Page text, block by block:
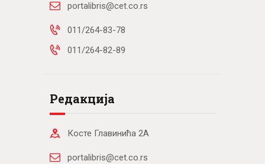
portalibris@cet.co.rs
011/264-83-78
011/264-82-89
Редакција
Косте Главинића 2А
portalibris@cet.co.rs